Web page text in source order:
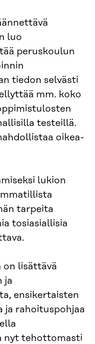
luo
peruskoulun
tiedon selvästi
mm. koko
testeillä.
oikea-
lukion
tarpeita
tosiasiallisia
on lisättävä
ja
ensikertaisten
ja rahoituspohjaa
nyt tehottomasti